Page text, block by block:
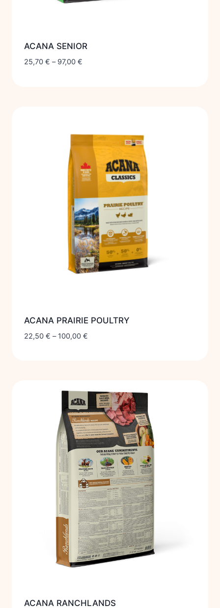
ACANA SENIOR
25,70 € – 97,00 €
ACANA PRAIRIE POULTRY
22,50 € – 100,00 €
ACANA RANCHLANDS